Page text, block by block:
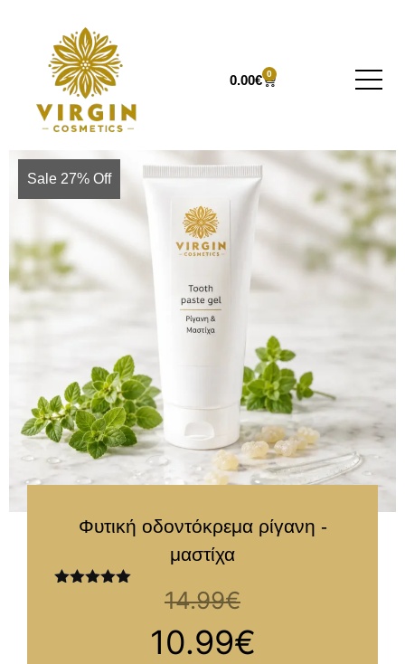
0.00€ 0
Sale 27% Off
Φυτική οδοντόκρεμα ρίγανη -
μαστίχα
14.99€
10.99€